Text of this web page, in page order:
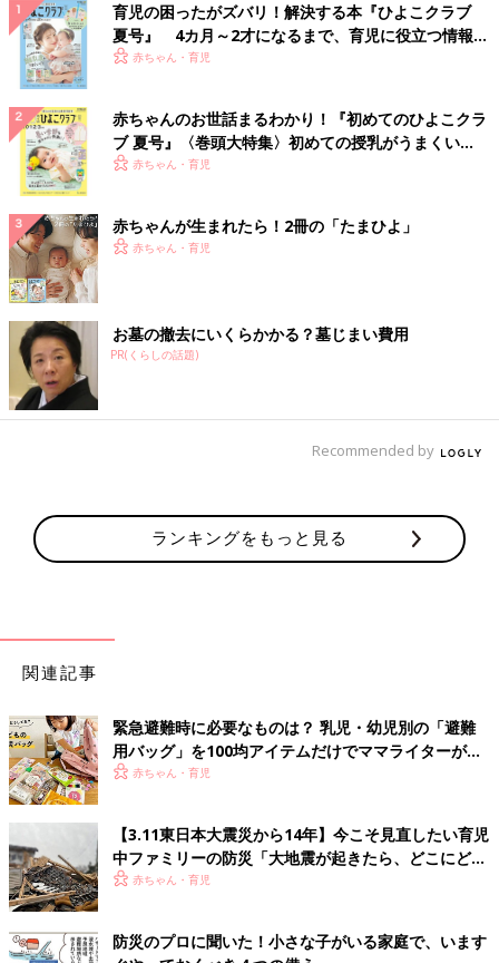
育児の困ったがズバリ！解決する本『ひよこクラブ
夏号』 4カ月～2才になるまで、育児に役立つ情報が
いっぱい！
赤ちゃん・育児
赤ちゃんのお世話まるわかり！『初めてのひよこクラ
ブ 夏号』〈巻頭大特集〉初めての授乳がうまくい
く！ おっぱい・ミルクの基本と夏のトラブル 解決テ
赤ちゃん・育児
赤ちゃんが生まれたら！2冊の「たまひよ」
赤ちゃん・育児
お墓の撤去にいくらかかる？墓じまい費用
PR(くらしの話題)
Recommended by
ランキングをもっと見る
関連記事
緊急避難時に必要なものは？ 乳児・幼児別の「避難
用バッグ」を100均アイテムだけでママライターがつ
くってみた！
赤ちゃん・育児
【3.11東日本大震災から14年】今こそ見直したい育児
中ファミリーの防災「大地震が起きたら、どこにどう
避難する？」
赤ちゃん・育児
防災のプロに聞いた！小さな子がいる家庭で、います